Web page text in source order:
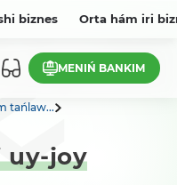
biznes Orta hám iri
MENIŃ BANKIM
tańlaw...
uy-joy